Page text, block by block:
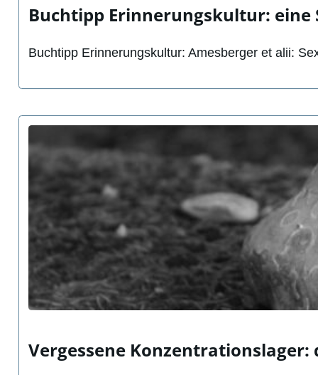
Buchtipp Erinnerungskultur:
Buchtipp Erinnerungskultur: Amesberger et alii:
Vergessene Konzentrationslager: